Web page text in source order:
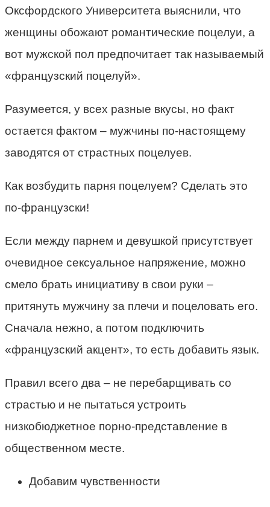
Оксфордского Университета выяснили, что
женщины обожают романтические поцелуи, а
вот мужской пол предпочитает так называемый
«французский поцелуй».
Разумеется, у всех разные вкусы, но факт
остается фактом – мужчины по-настоящему
заводятся от страстных поцелуев.
Как возбудить парня поцелуем? Сделать это
по-французски!
Если между парнем и девушкой присутствует
очевидное сексуальное напряжение, можно
смело брать инициативу в свои руки –
притянуть мужчину за плечи и поцеловать его.
Сначала нежно, а потом подключить
«французский акцент», то есть добавить язык.
Правил всего два – не перебарщивать со
страстью и не пытаться устроить
низкобюджетное порно-представление в
общественном месте.
Добавим чувственности